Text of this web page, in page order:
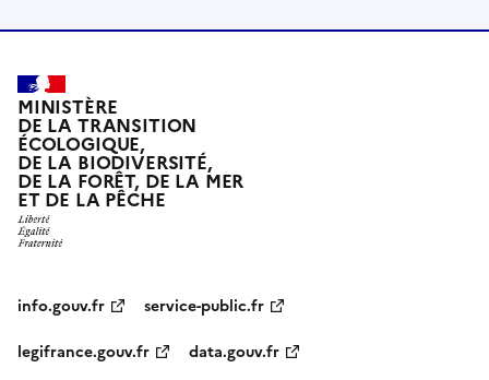
MINISTÈRE
DE LA TRANSITION
ÉCOLOGIQUE,
DE LA BIODIVERSITÉ,
DE LA FORÊT, DE LA MER
ET DE LA PÊCHE
info.gouv.fr
service-public.fr
legifrance.gouv.fr
data.gouv.fr